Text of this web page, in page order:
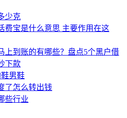
少克
费宝是什么意思 主要作用在这
上到账的有哪些？盘点5个黑户借
下款
男鞋
了怎么转出钱
些行业